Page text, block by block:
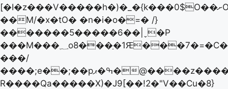
[�I�z���V�����h�)�_�{k���0$O��ށO��!N��o|
��M/�x�tO� �n�i�o�=� /}
�������5�����6��|ˬ�P
���M���؁o8���ַ�1Ԙ���7�=�C��.eРwQ�����D<5\n��Q
���/
����;e��;��pߒ�ޕ�@����z����=�U�
R����Qa�����X)�J9[��!2�"V��Cu�8}